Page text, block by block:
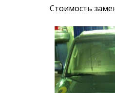
Стоимость